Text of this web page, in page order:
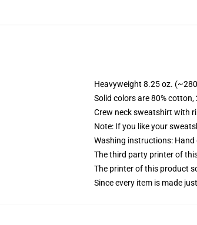
Heavyweight 8.25 oz.
Solid colors are 80%
Crew neck sweatshirt with
Note: If you like your
Washing instructions: Hand
The third party printer of
The printer of this product
Since every item is made